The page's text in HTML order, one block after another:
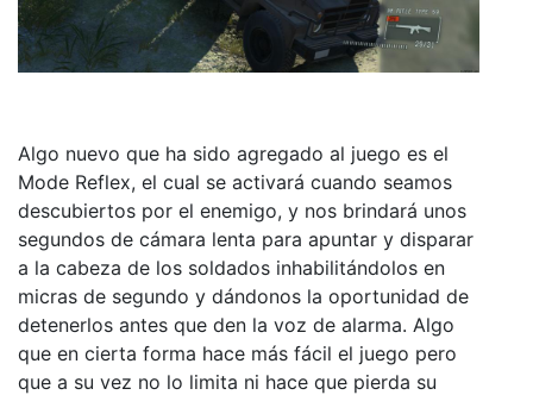
Algo nuevo que ha sido agregado al juego es el
Mode Reflex, el cual se activará cuando seamos
descubiertos por el enemigo, y nos brindará unos
segundos de cámara lenta para apuntar y disparar
a la cabeza de los soldados inhabilitándolos en
micras de segundo y dándonos la oportunidad de
detenerlos antes que den la voz de alarma. Algo
que en cierta forma hace más fácil el juego pero
que a su vez no lo limita ni hace que pierda su